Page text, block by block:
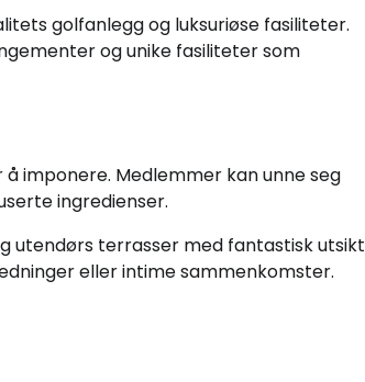
golfanlegg og luksuriøse fasiliteter.
og unike fasiliteter som
imponere. Medlemmer kan unne seg
ingredienser.
utendørs terrasser med fantastisk utsikt
eller intime sammenkomster.